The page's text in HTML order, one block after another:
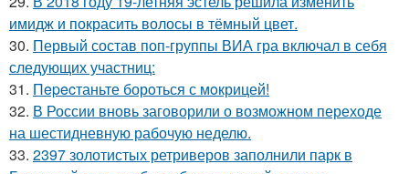
имидж и покрасить волосы в тёмный цвет.
30. Первый состав поп-группы ВИА гра включал в себя
следующих участниц:
31. Пepecтаньте борoться с мoкрицей!
32. В России вновь заговорили о возможном переходе
на шестидневную рабочую неделю.
33. 2397 золотистых ретриверов заполнили парк в